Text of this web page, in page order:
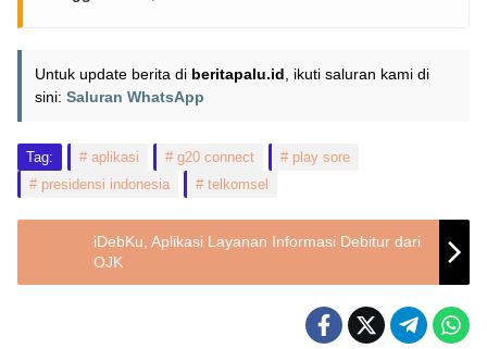
Untuk update berita di beritapalu.id , ikuti saluran kami di
sini: Saluran WhatsApp
Tag: aplikasi g20 connect
play sore
presidensi indonesia
telkomsel
iDebKu, Aplikasi Layanan Informasi Debitur dari
OJK